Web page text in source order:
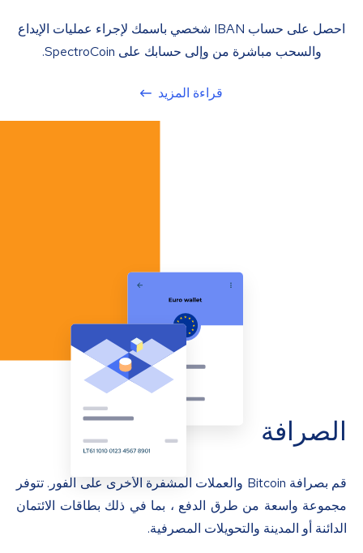
احصل على حساب IBAN شخصي باسمك لإجراء عمليات الإيداع
والسحب مباشرة من وإلى حسابك على SpectroCoin.
قراءة المزيد
الصرافة
قم بصرافة Bitcoin والعملات المشفرة الأخرى على الفور. تتوفر
مجموعة واسعة من طرق الدفع ، بما في ذلك بطاقات الائتمان
الدائنة أو المدينة والتحويلات المصرفية.